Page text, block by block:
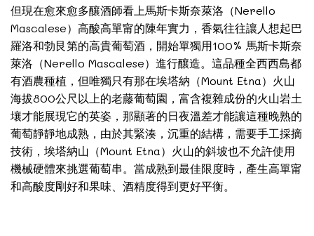
但現在愈來愈多釀酒師看上馬斯卡斯奈萊洛（Nerello
Mascalese）高酸高單甯的陳年實力，香氣往往讓人想起巴
羅洛和勃艮第的高貴葡萄酒，開始單獨用100% 馬斯卡斯奈
萊洛（Nerello Mascalese）進行釀造。這品種全西西島都
有酒農種植，但唯獨只有那在埃塔納（Mount Etna）火山
海拔800公尺以上的老藤葡萄園，富含複雜成份的火山岩土
壤才能展現它的英姿，那顯著的日夜溫差才能讓這種晚熟的
葡萄靜靜地成熟，由於其緊湊，沉重的結構，需要手工採摘
技術，埃塔納山（Mount Etna）火山的斜坡也不允許使用
機械硬體來挑選葡萄串。當成熟到最佳限度時，產生高單甯
和高酸度剛好和果味、酒精度得到更好平衡。